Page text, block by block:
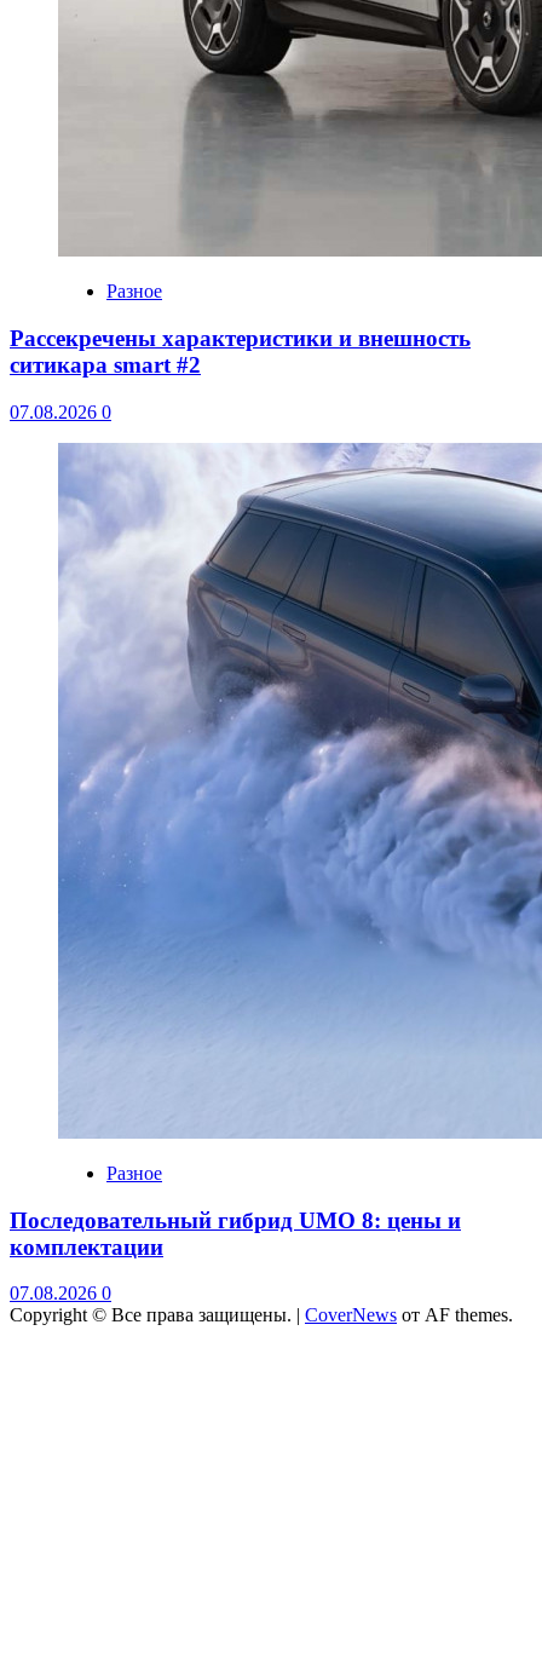
Разное
Рассекречены характеристики и внешность
ситикара smart #2
07.08.2026 0
Разное
Последовательный гибрид UMO 8: цены и
комплектации
07.08.2026 0
Copyright © Все права защищены. | CoverNews от AF themes.